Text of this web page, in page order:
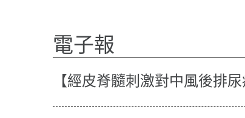
電子報
【經皮脊髓刺激對中風後排